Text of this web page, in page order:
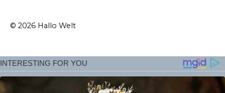
© 2026 Hallo Welt